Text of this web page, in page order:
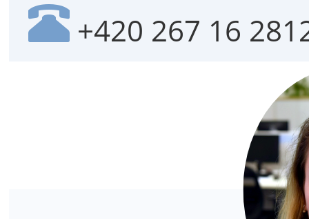
+420 267 16